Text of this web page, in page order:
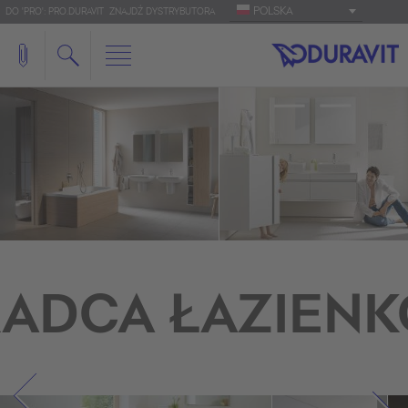
DO 'PRO': PRO.DURAVIT ZNAJDŹ DYSTRYBUTORA POLSKA